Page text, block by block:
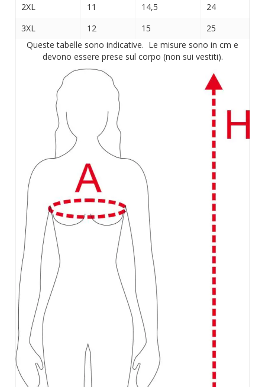
2XL
11 14,5
24
3XL
12 15
25
Queste tabelle sono indicative. Le misure sono in cm e
devono essere prese sul corpo (non sui vestiti).